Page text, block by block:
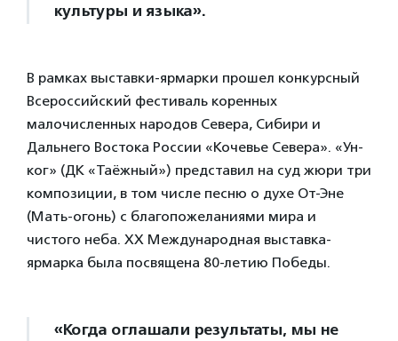
культуры и языка».
В рамках выставки-ярмарки прошел конкурсный
Всероссийский фестиваль коренных
малочисленных народов Севера, Сибири и
Дальнего Востока России «Кочевье Севера». «Ун-
ког» (ДК «Таёжный») представил на суд жюри три
композиции, в том числе песню о духе От-Эне
(Мать-огонь) с благопожеланиями мира и
чистого неба. XX Международная выставка-
ярмарка была посвящена 80-летию Победы.
«Когда оглашали результаты, мы не